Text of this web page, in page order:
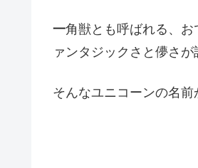
一角獣とも呼ばれる、
ァンタジックさと儚さ
そんなユニコーンの名